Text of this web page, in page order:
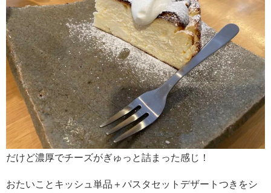
だけど濃厚でチーズがぎゅっと詰まった感じ！
おたいことキッシュ単品＋パスタセットデザートつきをシ